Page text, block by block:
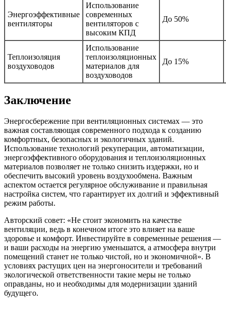
Энергоэффективные
вентиляторы
Использование
современных
вентиляторов с
высоким КПД
До 50%
Теплоизоляция
воздуховодов
Использование
теплоизоляционных
материалов для
воздуховодов
До 15%
Заключение
Энергосбережение при вентиляционных системах — это
важная составляющая современного подхода к созданию
комфортных, безопасных и экологичных зданий.
Использование технологий рекуперации, автоматизации,
энергоэффективного оборудования и теплоизоляционных
материалов позволяет не только снизить издержки, но и
обеспечить высокий уровень воздухообмена. Важным
аспектом остается регулярное обслуживание и правильная
настройка систем, что гарантирует их долгий и эффективный
режим работы.
Авторский совет: «Не стоит экономить на качестве
вентиляции, ведь в конечном итоге это влияет на ваше
здоровье и комфорт. Инвестируйте в современные решения —
и ваши расходы на энергию уменьшатся, а атмосфера внутри
помещений станет не только чистой, но и экономичной». В
условиях растущих цен на энергоносители и требований
экологической ответственности такие меры не только
оправданы, но и необходимы для модернизации зданий
будущего.